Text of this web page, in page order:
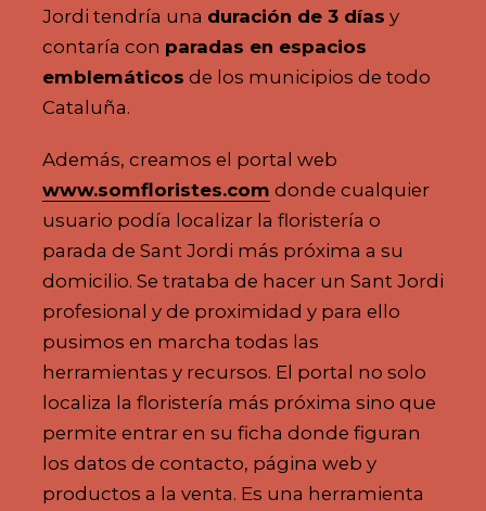
Jordi tendría una duración de 3 días y
contaría con paradas en espacios
emblemáticos de los municipios de todo
Cataluña.
Además, creamos el portal web
www.somfloristes.com donde cualquier
usuario podía localizar la floristería o
parada de Sant Jordi más próxima a su
domicilio. Se trataba de hacer un Sant Jordi
profesional y de proximidad y para ello
pusimos en marcha todas las
herramientas y recursos. El portal no solo
localiza la floristería más próxima sino que
permite entrar en su ficha donde figuran
los datos de contacto, página web y
productos a la venta. Es una herramienta